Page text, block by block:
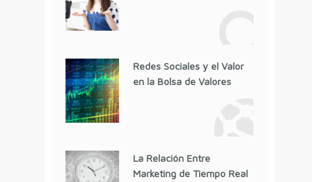
Redes Sociales y el Valor
en la Bolsa de Valores
La Relación Entre
Marketing de Tiempo Real